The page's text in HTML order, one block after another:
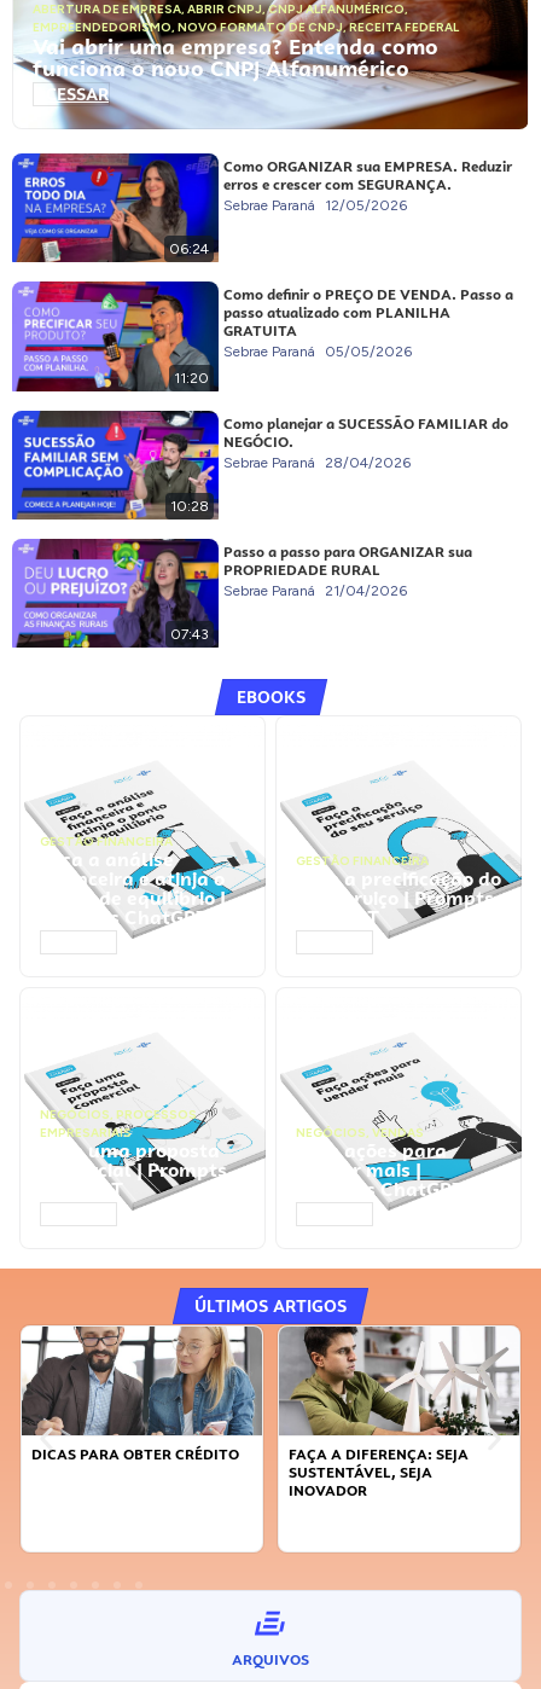
ABERTURA DE EMPRESA, ABRIR CNPJ,CNPJ ALFANUMÉRICO,
EMPREENDEDORISMO, NOVO FORMATO DE CNPJ,RECEITA FEDERAL
Vai abrir uma empresa? Entenda como
funciona o novo CNPJ Alfanumérico
ACESSAR
06:24
Como ORGANIZAR sua EMPRESA. Reduzir
erros e crescer com SEGURANÇA.
Sebrae Paraná 12/05/2026
11:20
Como definir o PREÇO DE VENDA. Passo a
passo atualizado com PLANILHA
GRATUITA
Sebrae Paraná 05/05/2026
10:28
Como planejar a SUCESSÃO FAMILIAR do
NEGÓCIO.
Sebrae Paraná 28/04/2026
07:43
Passo a passo para ORGANIZAR sua
PROPRIEDADE RURAL
Sebrae Paraná 21/04/2026
EBOOKS
GESTÃO FINANCEIRA
Faça a análise
financeira e atinja o
ponto de equilíbrio |
Prompts ChatGPT
GESTÃO FINANCEIRA
Faça a precificação do
seu serviço | Prompts
ChatGPT
NEGÓCIOS, PROCESSOS
EMPRESARIAIS
Faça uma proposta
comercial | Prompts
ChatGPT
NEGÓCIOS, VENDAS
Faça ações para
vender mais |
Prompts ChatGPT
ÚLTIMOS ARTIGOS
DICAS PARA OBTER CRÉDITO
FAÇA A DIFERENÇA: SEJA
SUSTENTÁVEL, SEJA
INOVADOR
ARQUIVOS